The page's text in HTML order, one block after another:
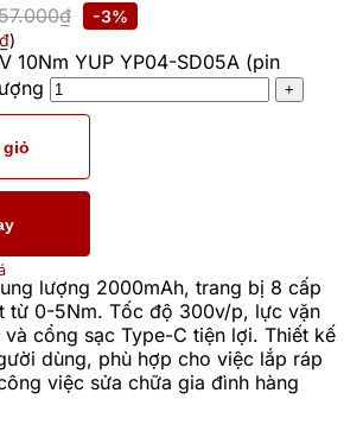
-3%
)
10Nm YUP YP04-SD05A (pin
giỏ
lượng 2000mAh, trang bị 8 cấp
từ 0-5Nm. Tốc độ 300v/p, lực vặn
cổng sạc Type-C tiện lợi. Thiết kế
dùng, phù hợp cho việc lắp ráp
việc sửa chữa gia đình hàng